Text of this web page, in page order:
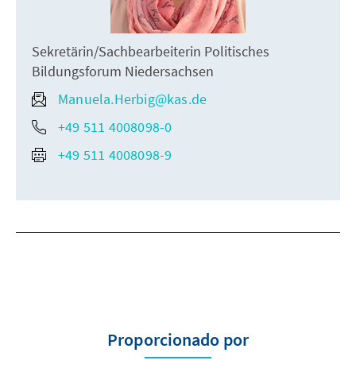
Sekretärin/Sachbearbeiterin Politisches
Bildungsforum Niedersachsen
Manuela.Herbig@kas.de
+49 511 4008098-0
+49 511 4008098-9
Proporcionado por